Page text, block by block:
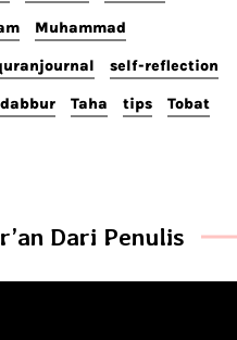
Muhammad
self-reflection
Taha tips Tobat
Dari Penulis